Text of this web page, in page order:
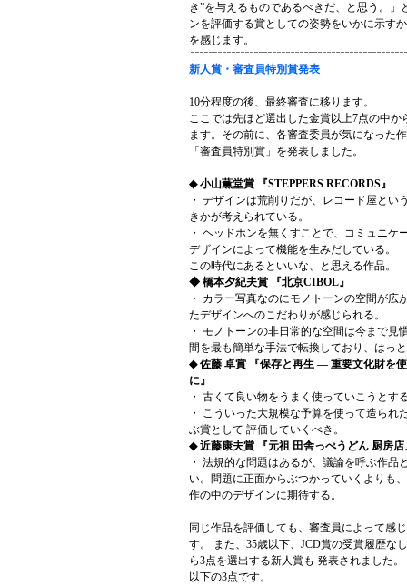
き”を与えるものであるべきだ、と思う。」
ンを評価する賞としての姿勢をいかに示す
を感じます。
新人賞・審査員特別賞発表
10分程度の後、最終審査に移ります。
ここでは先ほど選出した金賞以上7点の中か
ます。その前に、各審査委員が気になった
「審査員特別賞」を発表しました。
◆ 小山薫堂賞 『STEPPERS RECORDS』
・ デザインは荒削りだが、レコード屋とい
きかが考えられている。
・ ヘッドホンを無くすことで、コミュニケ
デザインによって機能を生みだしている。
この時代にあるといいな、と思える作品。
◆ 橋本夕紀夫賞 『北京CIBOL』
・ カラー写真なのにモノトーンの空間が広
たデザインへのこだわりが感じられる。
・ モノトーンの非日常的な空間は今まで見
間を最も簡単な手法で転換しており、はっ
◆ 佐藤 卓賞 『保存と再生 — 重要文化財を
に』
・ 古くて良い物をうまく使っていこうとす
・ こういった大規模な予算を使って造られ
ぶ賞として 評価していくべき。
◆ 近藤康夫賞 『元祖 田舎っぺうどん 厨房店
・ 法規的な問題はあるが、議論を呼ぶ作品
い。問題に正面からぶつかっていくよりも
作の中のデザインに期待する。
同じ作品を評価しても、審査員によって感
す。 また、35歳以下、JCD賞の受賞履歴な
ら3点を選出する新人賞も 発表されました。
以下の3点です。